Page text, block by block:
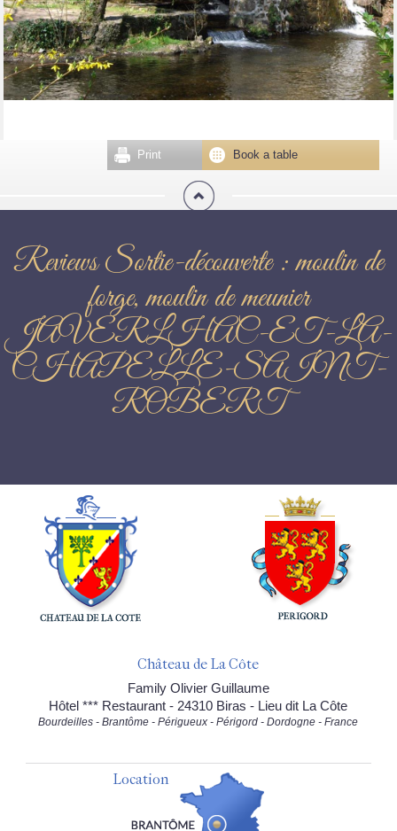
Book a table
Print
Reviews Sortie-découverte : moulin de
forge, moulin de meunier
JAVERLHAC-ET-LA-
CHAPELLE-SAINT-
ROBERT
Château de La Côte
Family Olivier Guillaume
Hôtel *** Restaurant - 24310 Biras - Lieu dit La Côte
Bourdeilles - Brantôme - Périgueux - Périgord - Dordogne - France
Location